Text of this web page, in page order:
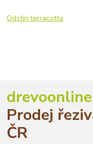
Odstín terracotta
Prodej
ČR